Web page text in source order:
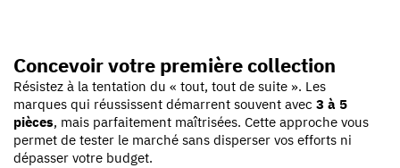
Concevoir votre première collection
Résistez à la tentation du « tout, tout de suite ». Les
marques qui réussissent démarrent souvent avec 3 à 5
pièces, mais parfaitement maîtrisées. Cette approche vous
permet de tester le marché sans disperser vos efforts ni
dépasser votre budget.